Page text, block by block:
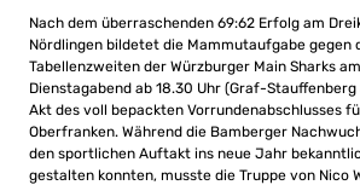
Nach dem überraschenden 69:62 Erfolg am
Nördlingen bildetet die Mammutaufgabe gegen
Tabellenzweiten der Würzburger Main Sharks
Dienstagabend ab 18.30 Uhr (Graf-
Akt des voll bepackten Vorrundenabschlusses
Oberfranken. Während die Bamberger
den sportlichen Auftakt ins neue Jahr
gestalten konnten, musste die Truppe von Nico